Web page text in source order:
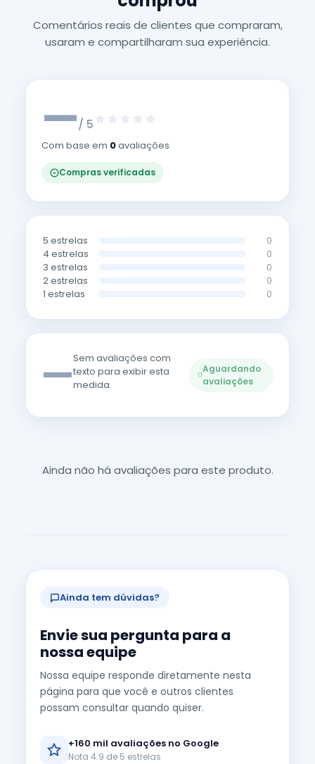
Comentários reais de clientes que compraram,
usaram e compartilharam sua experiência.
—/ 5
Com base em 0avaliações
Compras verificadas
5 estrelas 0
4 estrelas 0
3 estrelas 0
2 estrelas 0
1 estrelas 0
—Sem avaliações com
texto para exibir esta
medida.
Aguardando
avaliações
Ainda não há avaliações para este produto.
Ainda tem dúvidas?
Envie sua pergunta para a
nossa equipe
Nossa equipe responde diretamente nesta
página para que você e outros clientes
possam consultar quando quiser.
+160 mil avaliações no Google
Nota 4.9 de 5 estrelas